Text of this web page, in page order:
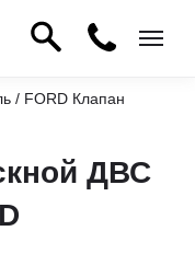
/ FORD Клапан
ДВС